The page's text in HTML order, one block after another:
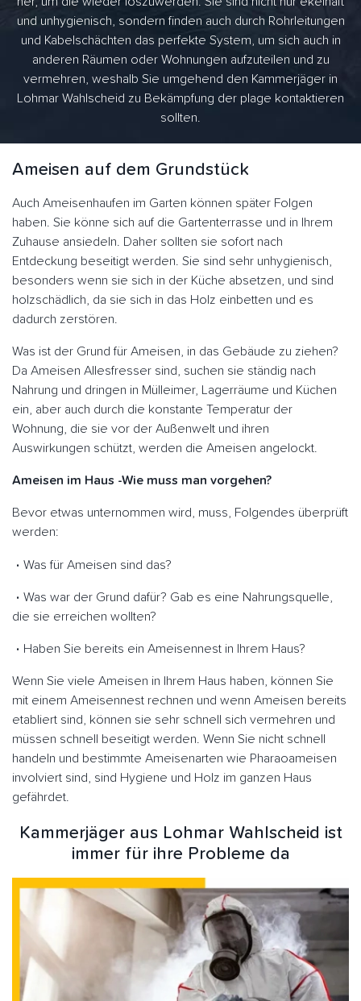
und unhygienisch, sondern finden auch durch Rohrleitungen
und Kabelschächten das perfekte System, um sich auch in
anderen Räumen oder Wohnungen aufzuteilen und zu
vermehren, weshalb Sie umgehend den Kammerjäger in
Lohmar Wahlscheid zu Bekämpfung der plage kontaktieren
sollten.
Ameisen auf dem Grundstück
Auch Ameisenhaufen im Garten können später Folgen
haben. Sie könne sich auf die Gartenterrasse und in Ihrem
Zuhause ansiedeln. Daher sollten sie sofort nach
Entdeckung beseitigt werden. Sie sind sehr unhygienisch,
besonders wenn sie sich in der Küche absetzen, und sind
holzschädlich, da sie sich in das Holz einbetten und es
dadurch zerstören.
Was ist der Grund für Ameisen, in das Gebäude zu ziehen?
Da Ameisen Allesfresser sind, suchen sie ständig nach
Nahrung und dringen in Mülleimer, Lagerräume und Küchen
ein, aber auch durch die konstante Temperatur der
Wohnung, die sie vor der Außenwelt und ihren
Auswirkungen schützt, werden die Ameisen angelockt.
Ameisen im Haus -Wie muss man vorgehen?
Bevor etwas unternommen wird, muss, Folgendes überprüft
werden:
Was für Ameisen sind das?
Was war der Grund dafür? Gab es eine Nahrungsquelle,
die sie erreichen wollten?
Haben Sie bereits ein Ameisennest in Ihrem Haus?
Wenn Sie viele Ameisen in Ihrem Haus haben, können Sie
mit einem Ameisennest rechnen und wenn Ameisen bereits
etabliert sind, können sie sehr schnell sich vermehren und
müssen schnell beseitigt werden. Wenn Sie nicht schnell
handeln und bestimmte Ameisenarten wie Pharaoameisen
involviert sind, sind Hygiene und Holz im ganzen Haus
gefährdet.
Kammerjäger aus Lohmar Wahlscheid ist
immer für ihre Probleme da